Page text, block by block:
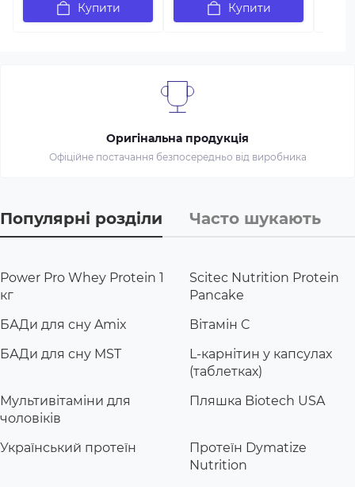
Купити Купити
Оригінальна продукція
Офіційне постачання безпосередньо від виробника
Популярні розділи Часто шукають
Power Pro Whey Protein 1
кг
Scitec Nutrition Protein
Pancake
БАДи для сну Amix
Вітамін C
БАДи для сну MST
L-карнітин у капсулах
(таблетках)
Мультивітаміни для
чоловіків
Пляшка Biotech USA
Український протеїн
Протеїн Dymatize
Nutrition